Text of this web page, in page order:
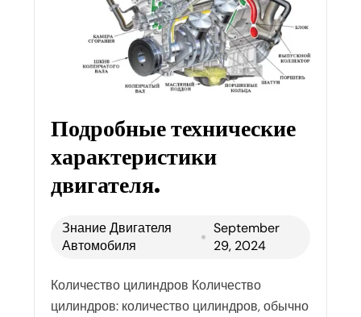
Подробные технические
характеристики
двигателя.
Знание Двигателя
Автомобиля
September
29, 2024
Количество цилиндров Количество
цилиндров: количество цилиндров, обычно